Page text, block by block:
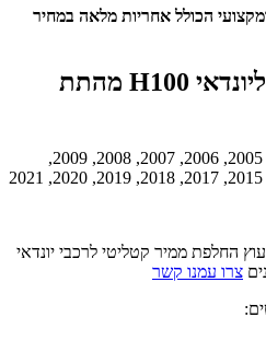
הכולל אחריות מלאה במחיר
החלפת ממיר קטליטי ליונדאי H100 מהתת
2000, 2001, 2002, 2003, 2004, 2005, 2006, 2007, 2008, 2009,
החלפת ממיר קטליטי לרכבי יונדאי
צרו עמנו קשר